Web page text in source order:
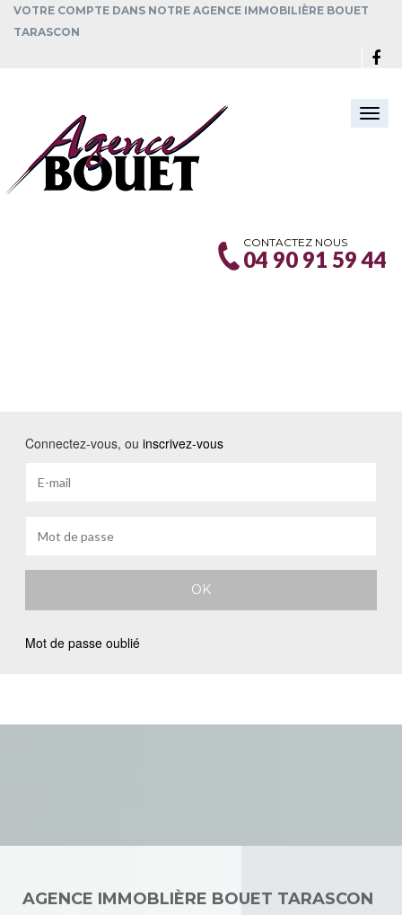
VOTRE COMPTE DANS NOTRE AGENCE IMMOBILIÈRE BOUET
TARASCON
CONTACTEZ NOUS
04 90 91 59 44
Connectez-vous, ou inscrivez-vous
Mot de passe oublié
AGENCE IMMOBLIÈRE BOUET TARASCON